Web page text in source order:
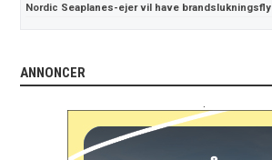
Nordic Seaplanes-ejer vil have brandslukningsfly
ANNONCER